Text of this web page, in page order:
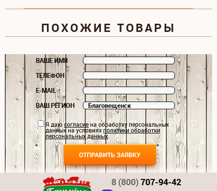
ПОХОЖИЕ ТОВАРЫ
ВАШЕ ИМЯ
ТЕЛЕФОН
E-MAIL
ВАШ РЕГИОН
Я даюсогласиена обработку персональных
данных на условияхполитики обработки
персональных данных.
8 (800)707-94-42